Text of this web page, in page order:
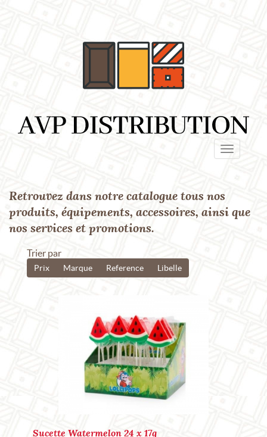
Toggle
Retrouvez dans notre catalogue tous nos
produits, équipements, accessoires, ainsi que
nos services et promotions.
Trier par
Prix Marque Reference Libelle
Sucette Watermelon 24 x 17g
Marque : LOLLIPOPS
Ref. : p40165
Marque : LOLLIPOPS